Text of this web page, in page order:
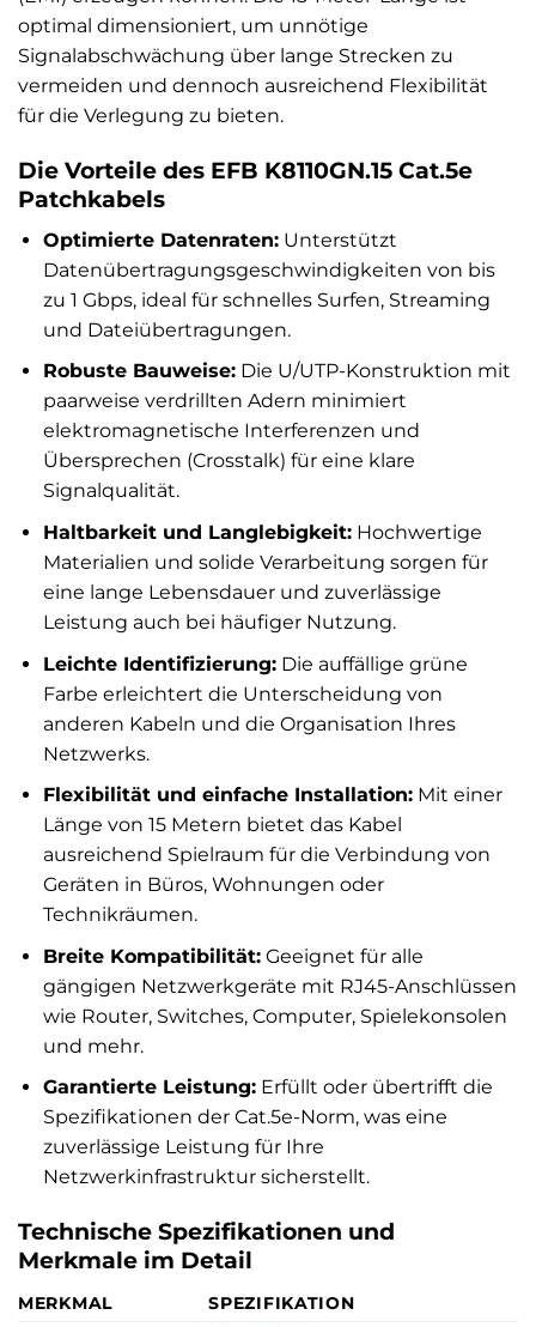
optimal dimensioniert, um unnötige
Signalabschwächung über lange Strecken zu
vermeiden und dennoch ausreichend Flexibilität
für die Verlegung zu bieten.
Die Vorteile des EFB K8110GN.15 Cat.5e
Patchkabels
Optimierte Datenraten:Unterstützt
Datenübertragungsgeschwindigkeiten von bis
zu 1 Gbps, ideal für schnelles Surfen, Streaming
und Dateiübertragungen.
Robuste Bauweise:Die U/UTP-Konstruktion mit
paarweise verdrillten Adern minimiert
elektromagnetische Interferenzen und
Übersprechen (Crosstalk) für eine klare
Signalqualität.
Haltbarkeit und Langlebigkeit:Hochwertige
Materialien und solide Verarbeitung sorgen für
eine lange Lebensdauer und zuverlässige
Leistung auch bei häufiger Nutzung.
Leichte Identifizierung:Die auffällige grüne
Farbe erleichtert die Unterscheidung von
anderen Kabeln und die Organisation Ihres
Netzwerks.
Flexibilität und einfache Installation:Mit einer
Länge von 15 Metern bietet das Kabel
ausreichend Spielraum für die Verbindung von
Geräten in Büros, Wohnungen oder
Technikräumen.
Breite Kompatibilität:Geeignet für alle
gängigen Netzwerkgeräte mit RJ45-Anschlüssen
wie Router, Switches, Computer, Spielekonsolen
und mehr.
Garantierte Leistung:Erfüllt oder übertrifft die
Spezifikationen der Cat.5e-Norm, was eine
zuverlässige Leistung für Ihre
Netzwerkinfrastruktur sicherstellt.
Technische Spezifikationen und
Merkmale im Detail
MERKMAL
SPEZIFIKATION